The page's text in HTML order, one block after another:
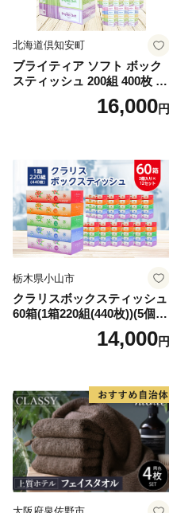
北海道倶知安町
ブライティア ソフト ボック
スティッシュ 200組 400枚 60
箱 日本製 まとめ買い ティッ
シュ リサイクル 長持 防災 常
倶知安町 日用品
16,000円
栃木県小山市
クラリスボックスティッシュ
60箱(1箱220組(440枚))(5個入
り×12セット)【1256759】
14,000円